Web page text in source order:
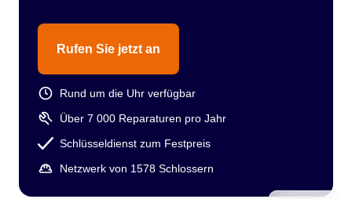
Rufen Sie jetzt an
Rund um die Uhr verfügbar
Über 7 000 Reparaturen pro Jahr
Schlüsseldienst zum Festpreis
Netzwerk von 1578 Schlossern